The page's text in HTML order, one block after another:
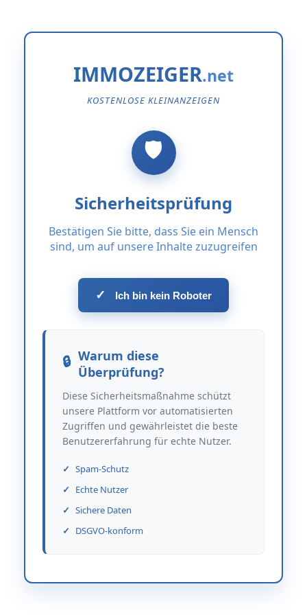
IMMOZEIGER
KOSTENLOSE KLEINANZEIGEN
Sicherheitsprüfung
Bestätigen Sie bitte, dass Sie ein Mensch
sind, um auf unsere Inhalte zuzugreifen
✓ Ich bin kein Roboter
Warum diese
Überprüfung?
Diese Sicherheitsmaßnahme schützt
unsere Plattform vor automatisierten
Zugriffen und gewährleistet die beste
Benutzererfahrung für echte Nutzer.
Spam-Schutz
Echte Nutzer
Sichere Daten
DSGVO-konform